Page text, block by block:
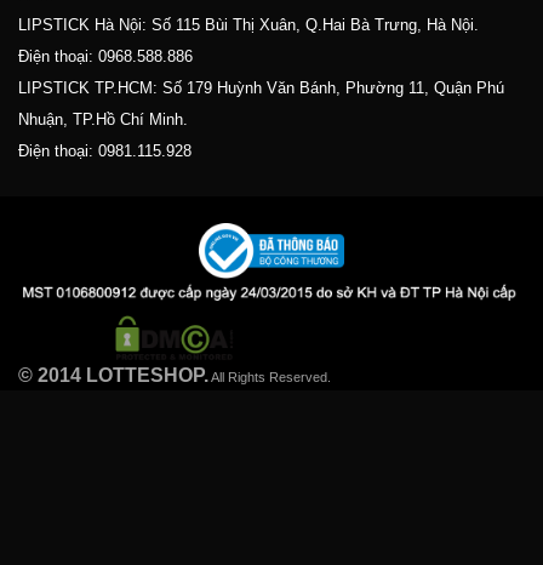
LIPSTICK Hà Nội: Số 115 Bùi Thị Xuân, Q.Hai Bà Trưng, Hà Nội.
Điện thoại: 0968.588.886
LIPSTICK TP.HCM: Số 179 Huỳnh Văn Bánh, Phường 11, Quận Phú
Nhuận, TP.Hồ Chí Minh.
Điện thoại: 0981.115.928
© 2014 LOTTESHOP.All Rights Reserved.